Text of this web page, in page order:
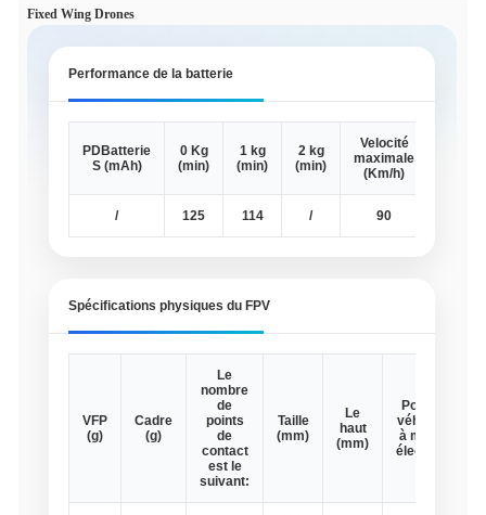
Fixed Wing Drones
Performance de la batterie
PDBatterie
S (mAh)
0 Kg
(min)
1 kg
(min)
2 kg
(min)
Velocité
maximale
(Km/h)
/ 125 114 / 90
Spécifications physiques du FPV
VFP
(g)
Cadre
(g)
Le
nombre
de
points
de
contact
est le
suivant:
Taille
(mm)
Le
haut
(mm)
Pour les
véhicules
à moteur
électrique